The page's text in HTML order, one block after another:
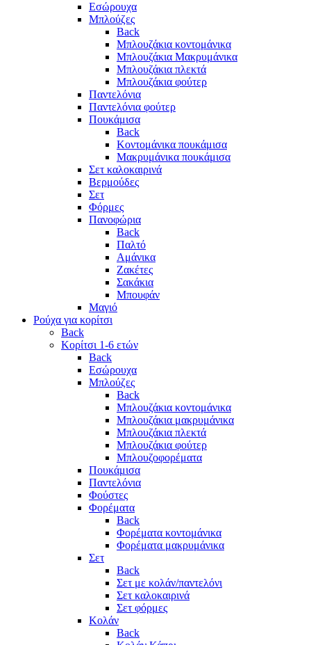
Eσώρουχα
Μπλούζες
Back
Μπλουζάκια κοντομάνικα
Μπλουζάκια Μακρυμάνικα
Μπλουζάκια πλεκτά
Μπλουζάκια φούτερ
Παντελόνια
Παντελόνια φούτερ
Πουκάμισα
Back
Κοντομάνικα πουκάμισα
Μακρυμάνικα πουκάμισα
Σετ καλοκαιρινά
Βερμούδες
Σετ
Φόρμες
Πανοφώρια
Back
Παλτό
Αμάνικα
Ζακέτες
Σακάκια
Μπουφάν
Μαγιό
Ρούχα για κορίτσι
Back
Κορίτσι 1-6 ετών
Back
Εσώρουχα
Μπλούζες
Back
Μπλουζάκια κοντομάνικα
Μπλουζάκια μακρυμάνικα
Μπλουζάκια πλεκτά
Μπλουζάκια φούτερ
Μπλουζοφορέματα
Πουκάμισα
Παντελόνια
Φούστες
Φορέματα
Back
Φορέματα κοντομάνικα
Φορέματα μακρυμάνικα
Σετ
Back
Σετ με κολάν/παντελόνι
Σετ καλοκαιρινά
Σετ φόρμες
Κολάν
Back